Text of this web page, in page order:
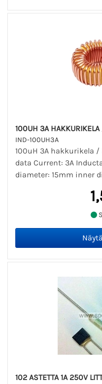
100UH 3A
IND-100UH3A
100uH 3A hakkurikela
data Current: 3A
diameter: 15mm inner
102 ASTETTA 1A 250V